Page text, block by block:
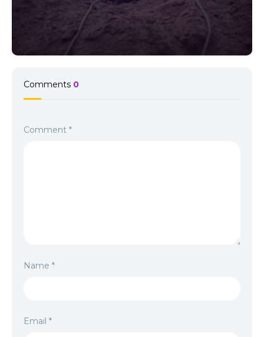
Comments 0
Comment *
Name *
Email *